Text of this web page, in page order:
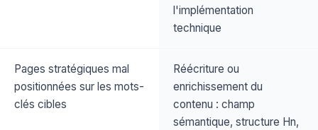
l'implémentation
technique
Pages stratégiques mal
positionnées sur les mots-
clés cibles
Réécriture ou
enrichissement du
contenu : champ
sémantique, structure Hn,